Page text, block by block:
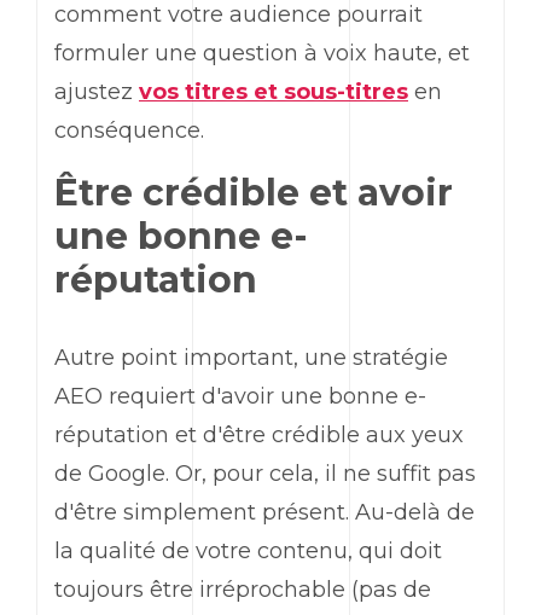
comment votre audience pourrait
formuler une question à voix haute, et
ajustez vos titres et sous-titres en
conséquence.
Être crédible et avoir
une bonne e-
réputation
Autre point important, une stratégie
AEO requiert d'avoir une bonne e-
réputation et d'être crédible aux yeux
de Google. Or, pour cela, il ne suffit pas
d'être simplement présent. Au-delà de
la qualité de votre contenu, qui doit
toujours être irréprochable (pas de